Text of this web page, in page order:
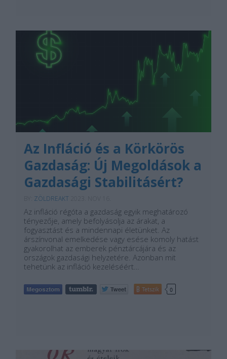
Az Infláció és a Körkörös
Gazdaság: Új Megoldások a
Gazdasági Stabilitásért?
ZÖLDREAKT
Az infláció régóta a gazdaság egyik meghatározó
tényezője, amely befolyásolja az árakat, a
fogyasztást és a mindennapi életünket. Az
árszínvonal emelkedése vagy esése komoly hatást
gyakorolhat az emberek pénztárcájára és az
országok gazdasági helyzetére. Azonban mit
tehetünk az infláció kezeléséért…
Tetszik 0